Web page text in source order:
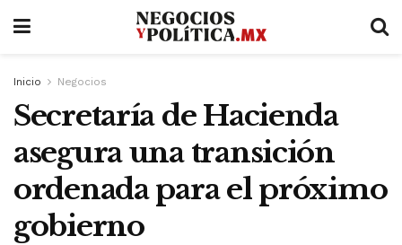
Inicio Negocios
Secretaría de Hacienda
asegura una transición
ordenada para el próximo
gobierno